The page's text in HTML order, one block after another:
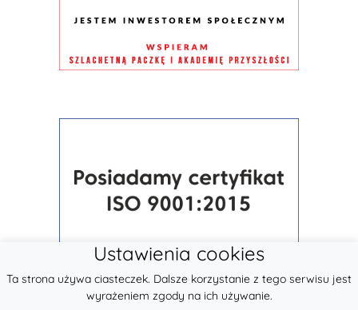
Ustawienia cookies
Ta strona używa ciasteczek. Dalsze korzystanie z tego serwisu jest
wyrażeniem zgody na ich używanie.